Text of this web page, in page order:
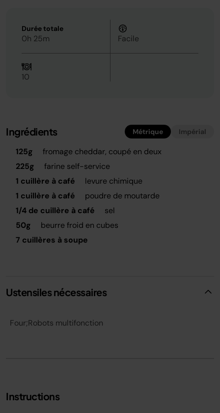
Durée totale
0h 25m Facile
10
Ingrédients Métrique Impérial
125g
fromage cheddar, coupé en deux
225g
farine self-service
1 cuillère à café
levure chimique
1 cuillère à café
poudre de moutarde
1/4 de cuillère à café
sel
50g
beurre froid en cubes
7 cuillères à soupe
Ustensiles nécessaires
Four;Robots multifonction
Instructions